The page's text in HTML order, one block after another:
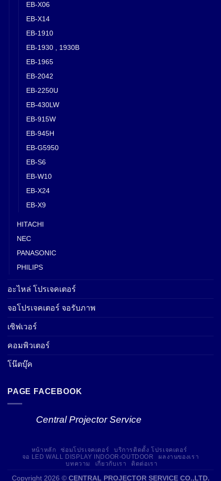
EB-X06
EB-X14
EB-1910
EB-1930 , 1930B
EB-1965
EB-2042
EB-2250U
EB-430LW
EB-915W
EB-945H
EB-G5950
EB-S6
EB-W10
EB-X24
EB-X9
HITACHI
NEC
PANASONIC
PHILIPS
อะไหล่ โปรเจคเตอร์
จอโปรเจคเตอร์ จอรับภาพ
เซิฟเวอร์
คอมพิวเตอร์
โน๊ตบุ๊ค
PAGE FACEBOOK
Central Projector Service
หน้าหลัก ซ่อมโปรเจคเตอร์
บริการติดตั้ง โปรเจคเตอร์
จอ LED WALL DISPLAY INDOOR-OUTDOOR
ผลงานของเรา
บทความ
เกี่ยวกับเรา ติดต่อเรา
Copyright 2026 © CENTRAL PROJECTOR SERVICE CO.,LTD.